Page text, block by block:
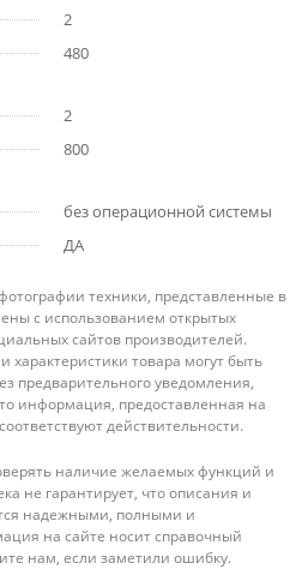
2
480
2
800
без операционной системы
ДА
техники, представленные в
с использованием открытых
сайтов производителей.
товара могут быть
предварительного уведомления,
информация, предоставленная на
действительности.
наличие желаемых функций и
не гарантирует, что описания и
надежными, полными и
на сайте носит справочный
нам, если заметили ошибку.